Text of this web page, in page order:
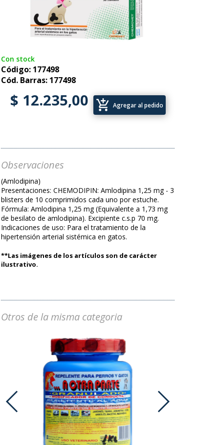
Con stock
Código: 177498
Cód. Barras: 177498
$ 12.235,00 add_shopping_cart Agregar al pedido
Observaciones
(Amlodipina)
Presentaciones: CHEMODIPIN: Amlodipina 1,25 mg - 3
blisters de 10 comprimidos cada uno por estuche.
Fórmula: Amlodipina 1,25 mg (Equivalente a 1,73 mg
de besilato de amlodipina). Excipiente c.s.p 70 mg.
Indicaciones de uso: Para el tratamiento de la
hipertensión arterial sistémica en gatos.
**Las imágenes de los artículos son de carácter
ilustrativo.
Otros de la misma categoria